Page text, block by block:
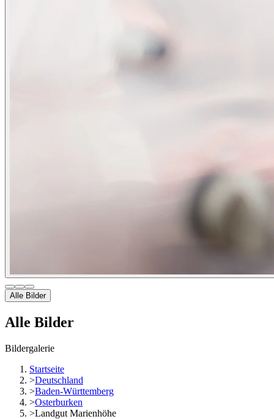
Alle Bilder
Alle Bilder
Bildergalerie
Startseite
>Deutschland
>Baden-Württemberg
>Osterburken
>Landgut Marienhöhe